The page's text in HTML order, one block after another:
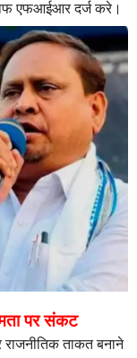
एफआईआर दर्ज करे।
पर संकट
ताकत बनाने